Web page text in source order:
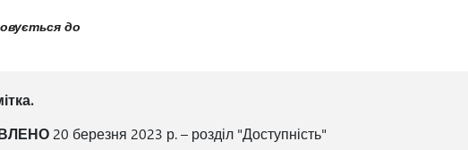
до
20 березня 2023 р. – розділ "Доступність"